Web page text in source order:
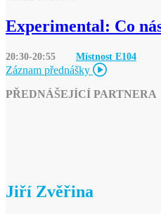
Experimental: Co
20:30-20:55 Místnost E104
Záznam přednášky
PŘEDNÁŠEJÍCÍ PARTNERA
Jiří Zvěřina